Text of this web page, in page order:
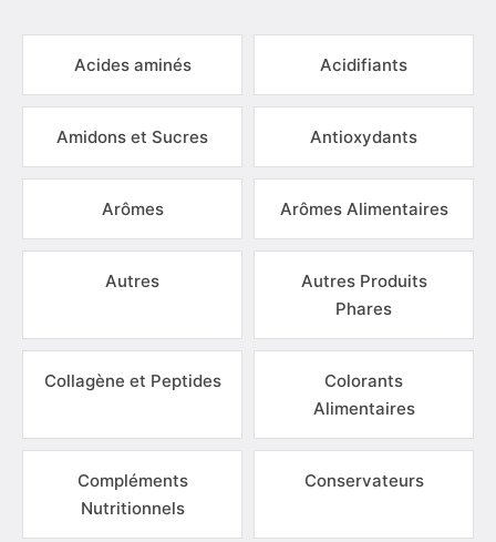
Acides aminés Acidifiants
Amidons et Sucres Antioxydants
Arômes Arômes Alimentaires
Autres
Autres Produits
Phares
Collagène et Peptides
Colorants
Alimentaires
Compléments
Nutritionnels
Conservateurs